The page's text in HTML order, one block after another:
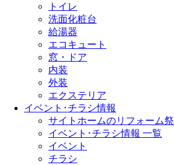
トイレ
洗面化粧台
給湯器
エコキュート
窓・ドア
内装
外装
エクステリア
イベント･チラシ情報
サイトホームのリフォーム祭
イベント･チラシ情報 一覧
イベント
チラシ